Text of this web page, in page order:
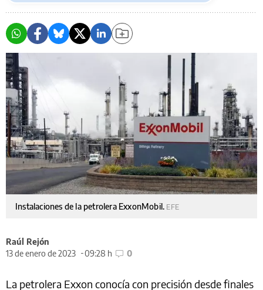
Instalaciones de la petrolera ExxonMobil. EFE
Raúl Rejón
13 de enero de 2023
09:28 h 0
La petrolera Exxon conocía con precisión desde finales